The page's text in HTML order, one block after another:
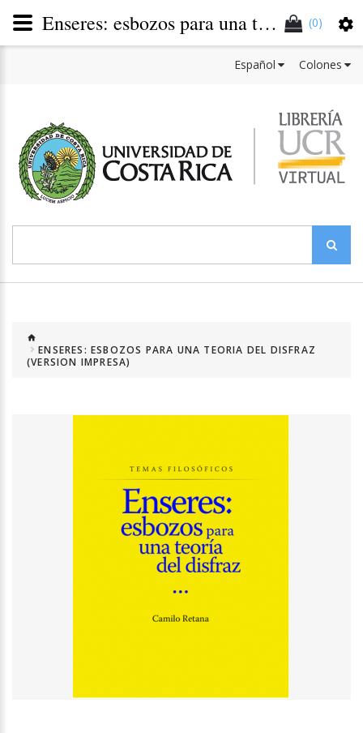
(0)
Colones
Español
ENSERES: ESBOZOS PARA UNA TEORIA DEL DISFRAZ
(VERSION IMPRESA)
Enseres: esbozos para una teoría del disfraz